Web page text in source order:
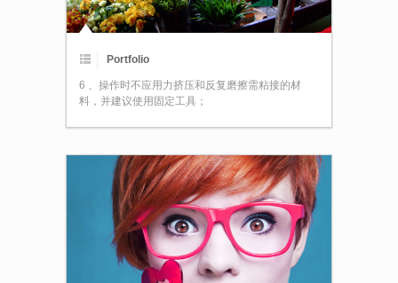
Portfolio
6 、操作时不应用力挤压和反复磨擦需粘接的材
料，并建议使用固定工具；